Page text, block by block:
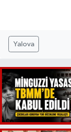
Yalova